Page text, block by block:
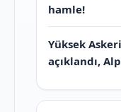
hamle!
Yüksek
açıklandı,